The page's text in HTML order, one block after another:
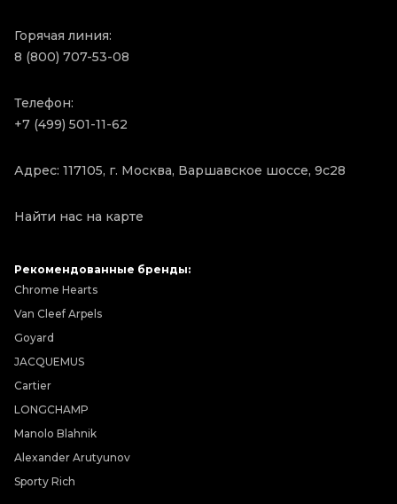
Горячая линия:
8 (800) 707-53-08
Телефон:
+7 (499) 501-11-62
Адрес: 117105, г. Москва, Варшавское шоссе, 9с28
Найти нас на карте
Рекомендованные бренды:
Chrome Hearts
Van Cleef Arpels
Goyard
JACQUEMUS
Cartier
LONGCHAMP
Manolo Blahnik
Alexander Arutyunov
Sporty Rich